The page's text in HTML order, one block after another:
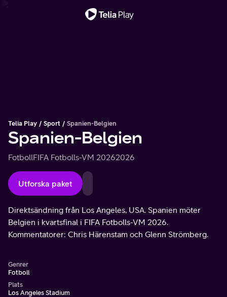
Telia Play Sport Spanien-Belgien
Spanien-Belgien
FotbollFIFA Fotbolls-VM 20262026
Utforska paket
Direktsändning från Los Angeles, USA. Spanien möter
Belgien i kvartsfinal i FIFA Fotbolls-VM 2026.
Kommentatorer: Chris Härenstam och Glenn Strömberg.
Genrer
Fotboll
Plats
Los Angeles Stadium